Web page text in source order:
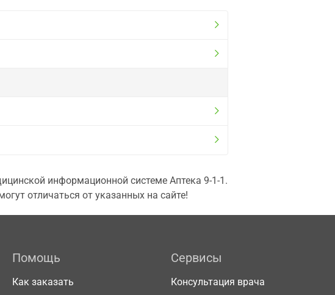
информационной системе Аптека 9-1-1.
отличаться от указанных на сайте!
Помощь
Как заказать
Сервисы
Консультация врача